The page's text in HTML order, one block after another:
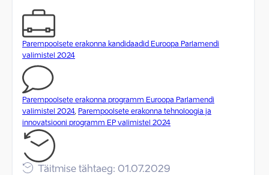
Parempoolsete erakonna kandidaadid Euroopa Parlamendi
valimistel 2024
Parempoolsete erakonna programm Euroopa Parlamendi
valimistel 2024, Parempoolsete erakonna tehnoloogia ja
innovatsiooni programm EP valimistel 2024
Täitmise tähtaeg: 01.07.2029